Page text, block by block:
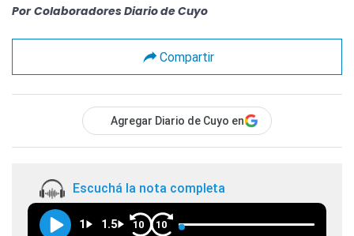
Por Colaboradores Diario de Cuyo
Compartir
Agregar Diario de Cuyo en
Escuchá la nota completa
1 1.5 10 10